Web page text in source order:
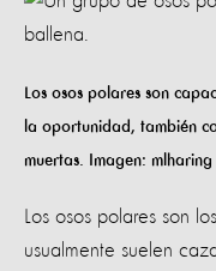
Los osos polares son
la oportunidad, también
muertas. Imagen:
Los osos polares son
usualmente suelen